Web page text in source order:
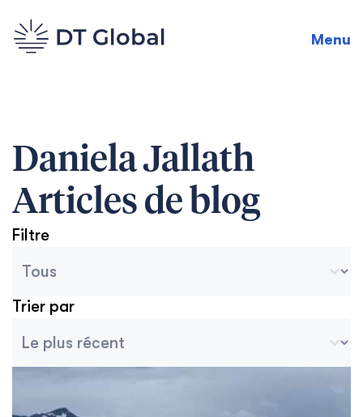
Menu
Daniela Jallath
Articles de blog
Filtre
Trier par